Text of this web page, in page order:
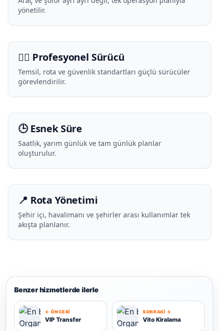
yönetilir.
🧑‍✈️ Profesyonel Sürücü
Temsil, rota ve güvenlik standartları güçlü sürücüler
görevlendirilir.
🕒 Esnek Süre
Saatlik, yarım günlük ve tam günlük planlar
oluşturulur.
📍 Rota Yönetimi
Şehir içi, havalimanı ve şehirler arası kullanımlar tek
akışta planlanır.
Benzer hizmetlerde ilerle
← ÖNCEKI
VIP Transfer
SONRAKI →
Vito Kiralama